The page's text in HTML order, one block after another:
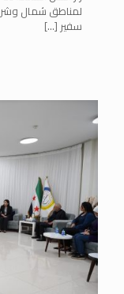
لمناطق شمال وشرق
سفير […]